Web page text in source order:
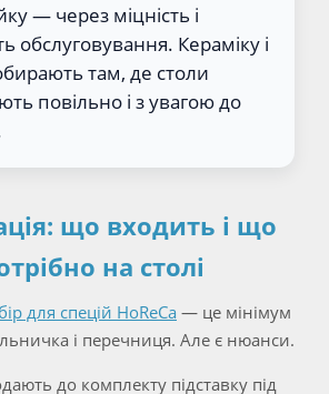
— через міцність і
обслуговування. Кераміку і
там, де столи
повільно і з увагою до
що входить і що
на столі
для спецій HoReCa — це мінімум
і перечниця. Але є нюанси.
до комплекту підставку під